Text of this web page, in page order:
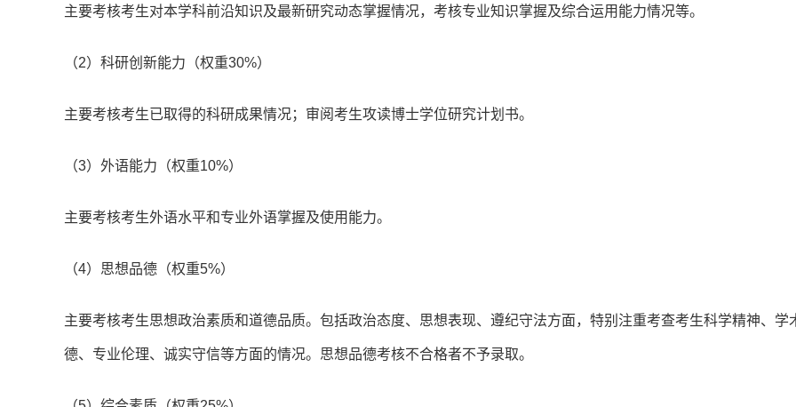
主要考核考生对本学科前沿知识及最新研究动态掌握情况，考核专业知识掌握及综合运用能力情况等。
（2）科研创新能力（权重30%）
主要考核考生已取得的科研成果情况；审阅考生攻读博士学位研究计划书。
（3）外语能力（权重10%）
主要考核考生外语水平和专业外语掌握及使用能力。
（4）思想品德（权重5%）
主要考核考生思想政治素质和道德品质。包括政治态度、思想表现、遵纪守法方面，特别注重考查考生科学精神、学
德、专业伦理、诚实守信等方面的情况。思想品德考核不合格者不予录取。